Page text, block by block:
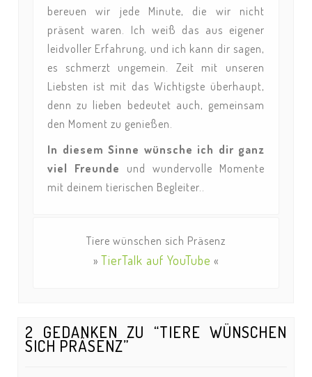
bereuen wir jede Minute, die wir nicht
präsent waren. Ich weiß das aus eigener
leidvoller Erfahrung, und ich kann dir sagen,
es schmerzt ungemein. Zeit mit unseren
Liebsten ist mit das Wichtigste überhaupt,
denn zu lieben bedeutet auch, gemeinsam
den Moment zu genießen.
In diesem Sinne wünsche ich dir ganz
viel Freunde und wundervolle Momente
mit deinem tierischen Begleiter..
Tiere wünschen sich Präsenz
» TierTalk auf YouTube «
2 GEDANKEN ZU “TIERE WÜNSCHEN
SICH PRÄSENZ”